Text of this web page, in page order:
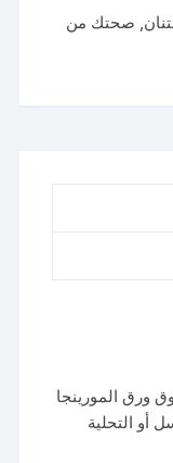
, صحتك من
ورق المورينجا
التحلية